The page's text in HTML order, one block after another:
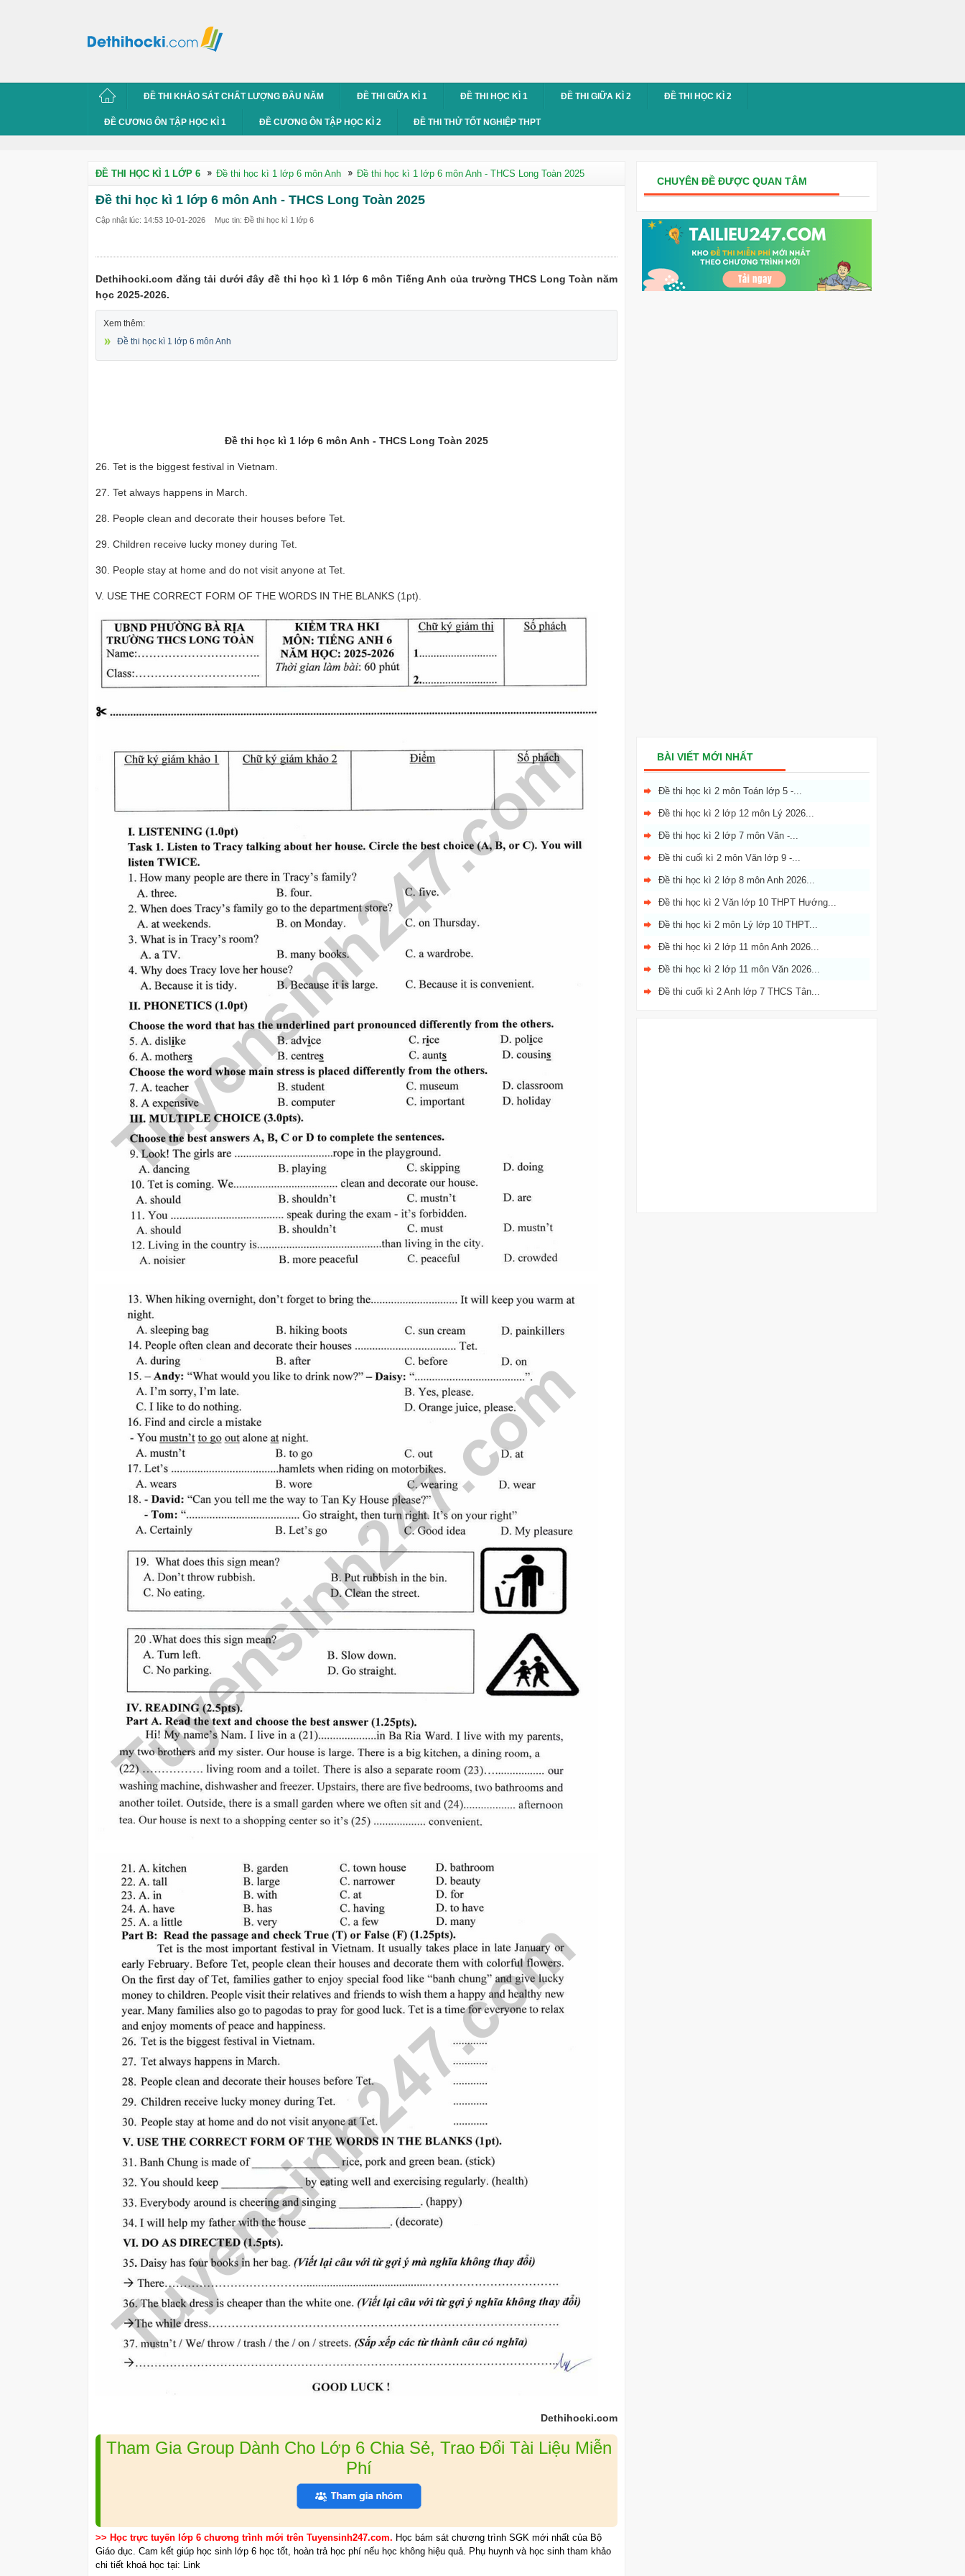
ĐỀ THI KHẢO SÁT CHẤT LƯỢNG ĐẦU NĂM ĐỀ THI GIỮA KÌ 1 ĐỀ THI HỌC KÌ 1 ĐỀ THI GIỮA KÌ 2 ĐỀ THI HỌC KÌ 2
ĐỀ CƯƠNG ÔN TẬP HỌC KÌ 1 ĐỀ CƯƠNG ÔN TẬP HỌC KÌ 2 ĐỀ THI THỬ TỐT NGHIỆP THPT
ĐỀ THI HỌC KÌ 1 LỚP 6 Đề thi học kì 1 lớp 6 môn Anh Đề thi học kì 1 lớp 6 môn Anh - THCS Long Toàn 2025
Đề thi học kì 1 lớp 6 môn Anh - THCS Long Toàn 2025
Cập nhật lúc: 14:53 10-01-2026 Mục tin: Đề thi học kì 1 lớp 6
Dethihocki.com đăng tải dưới đây đề thi học kì 1 lớp 6 môn Tiếng Anh của trường THCS Long Toàn năm
học 2025-2026.
Xem thêm:
Đề thi học kì 1 lớp 6 môn Anh
Đề thi học kì 1 lớp 6 môn Anh - THCS Long Toàn 2025
26. Tet is the biggest festival in Vietnam.
27. Tet always happens in March.
28. People clean and decorate their houses before Tet.
29. Children receive lucky money during Tet.
30. People stay at home and do not visit anyone at Tet.
V. USE THE CORRECT FORM OF THE WORDS IN THE BLANKS (1pt).
Dethihocki.com
Tham Gia Group Dành Cho Lớp 6 Chia Sẻ, Trao Đổi Tài Liệu Miễn
Phí
>> Học trực tuyến lớp 6 chương trình mới trên Tuyensinh247.com. Học bám sát chương trình SGK mới nhất của Bộ
Giáo dục. Cam kết giúp học sinh lớp 6 học tốt, hoàn trả học phí nếu học không hiệu quả. Phụ huynh và học sinh tham khảo
chi tiết khoá học tại: Link
CHUYÊN ĐỀ ĐƯỢC QUAN TÂM
BÀI VIẾT MỚI NHẤT
Đề thi học kì 2 môn Toán lớp 5 -...
Đề thi học kì 2 lớp 12 môn Lý 2026...
Đề thi học kì 2 lớp 7 môn Văn -...
Đề thi cuối kì 2 môn Văn lớp 9 -...
Đề thi học kì 2 lớp 8 môn Anh 2026...
Đề thi học kì 2 Văn lớp 10 THPT Hướng...
Đề thi học kì 2 môn Lý lớp 10 THPT...
Đề thi học kì 2 lớp 11 môn Anh 2026...
Đề thi học kì 2 lớp 11 môn Văn 2026...
Đề thi cuối kì 2 Anh lớp 7 THCS Tân...